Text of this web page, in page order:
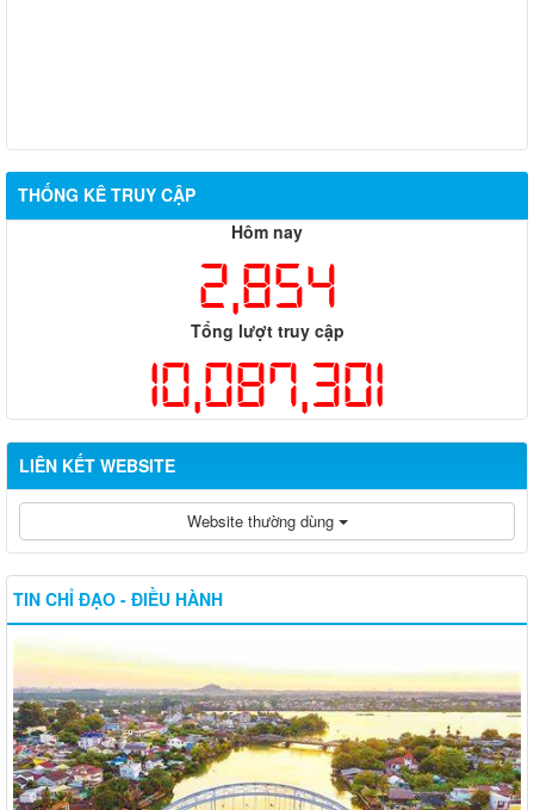
THỐNG KÊ TRUY CẬP
Hôm nay
2,854
Tổng lượt truy cập
10,087,301
LIÊN KẾT WEBSITE
Website thường dùng
TIN CHỈ ĐẠO - ĐIỀU HÀNH